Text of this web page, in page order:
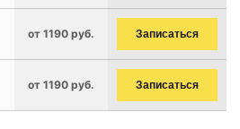
от 1190 руб. Записаться
от 1190 руб. Записаться